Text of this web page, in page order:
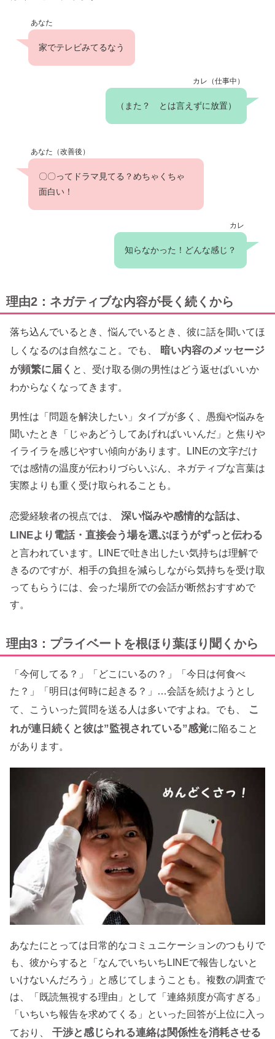
あなた
家でテレビみてるなう
カレ（仕事中）
（また？ とは言えずに放置）
あなた（改善後）
〇〇ってドラマ見てる？めちゃくちゃ
面白い！
カレ
知らなかった！どんな感じ？
理由2：ネガティブな内容が長く続くから
落ち込んでいるとき、悩んでいるとき、彼に話を聞いてほ
しくなるのは自然なこと。でも、
暗い内容のメッセージ
が頻繁に届く と、受け取る側の男性はどう返せばいいか
わからなくなってきます。
男性は「問題を解決したい」タイプが多く、愚痴や悩みを
聞いたとき「じゃあどうしてあげればいいんだ」と焦りや
イライラを感じやすい傾向があります。LINEの文字だけ
では感情の温度が伝わりづらいぶん、ネガティブな言葉は
実際よりも重く受け取られることも。
恋愛経験者の視点では、
深い悩みや感情的な話は、
LINEより電話・直接会う場を選ぶほうがずっと伝わる
と言われています。LINEで吐き出したい気持ちは理解で
きるのですが、相手の負担を減らしながら気持ちを受け取
ってもらうには、会った場所での会話が断然おすすめで
す。
理由3：プライベートを根ほり葉ほり聞くから
「今何してる？」「どこにいるの？」「今日は何食べ
た？」「明日は何時に起きる？」…会話を続けようとし
て、こういった質問を送る人は多いですよね。でも、
こ
れが連日続くと彼は”監視されている”感覚に陥ること
があります。
あなたにとっては日常的なコミュニケーションのつもりで
も、彼からすると「なんでいちいちLINEで報告しないと
いけないんだろう」と感じてしまうことも。複数の調査で
は、「既読無視する理由」として「連絡頻度が高すぎる」
「いちいち報告を求めてくる」といった回答が上位に入っ
ており、
干渉と感じられる連絡は関係性を消耗させる